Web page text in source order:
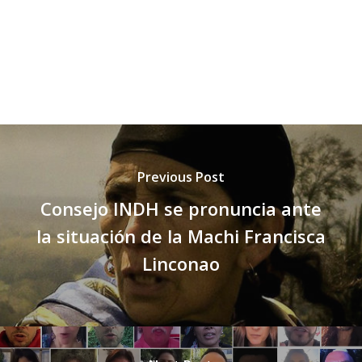
Previous Post
Consejo INDH se pronuncia ante
la situación de la Machi Francisca
Linconao